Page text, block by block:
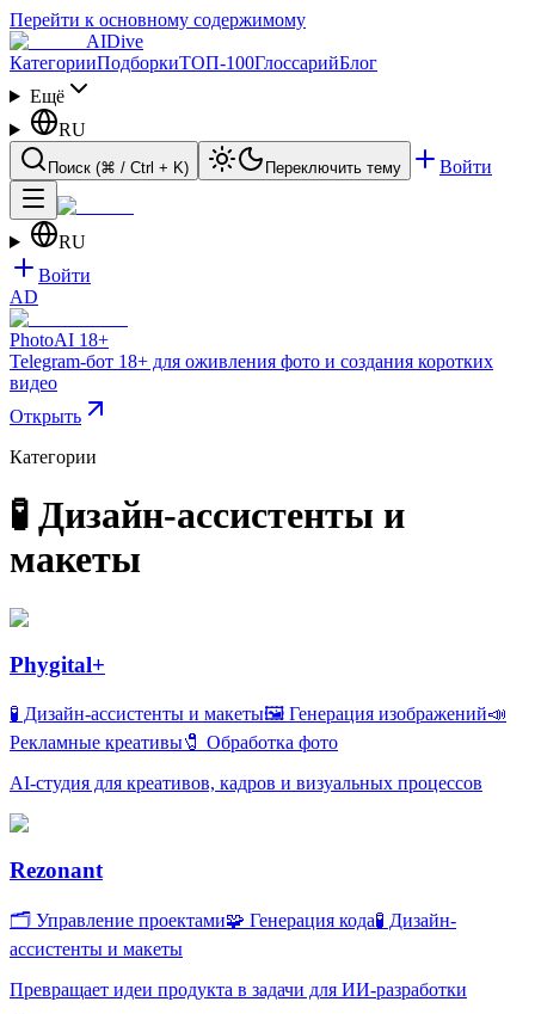
Перейти к основному содержимому
AIDive
КатегорииПодборкиТОП-100ГлоссарийБлог
Ещё
RU
Поиск (⌘ / Ctrl + K) Переключить тему Войти
RU
Войти
AD
PhotoAI 18+
Telegram-бот 18+ для оживления фото и создания коротких
видео
Открыть
Категории
🧪 Дизайн-ассистенты и
макеты
Phygital+
🧪 Дизайн-ассистенты и макеты🖼️ Генерация изображений📣
Рекламные креативы🧷 Обработка фото
AI-студия для креативов, кадров и визуальных процессов
Rezonant
🗂 Управление проектами🧩 Генерация кода🧪 Дизайн-
ассистенты и макеты
Превращает идеи продукта в задачи для ИИ-разработки